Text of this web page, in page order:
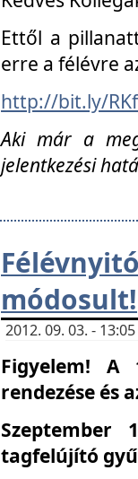
Ettől a
erre a félévre
http://bit.ly/
Aki már a
jelentkezési
módosult!
2012. 09. 03. -
Figyelem! A
rendezése és
Szeptember
tagfelújító